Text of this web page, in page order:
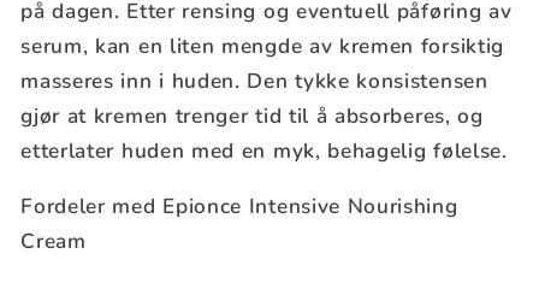
på dagen. Etter rensing og eventuell påføring av
serum, kan en liten mengde av kremen forsiktig
masseres inn i huden. Den tykke konsistensen
gjør at kremen trenger tid til å absorberes, og
etterlater huden med en myk, behagelig følelse.
Fordeler med Epionce Intensive Nourishing
Cream